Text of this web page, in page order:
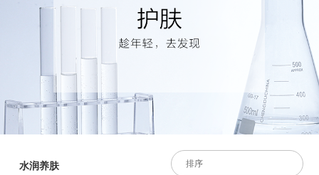
水润养肤 排序